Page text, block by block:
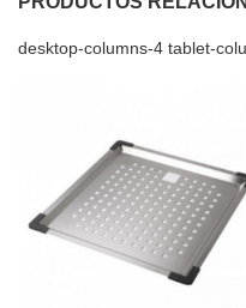
desktop-columns-4 tablet-